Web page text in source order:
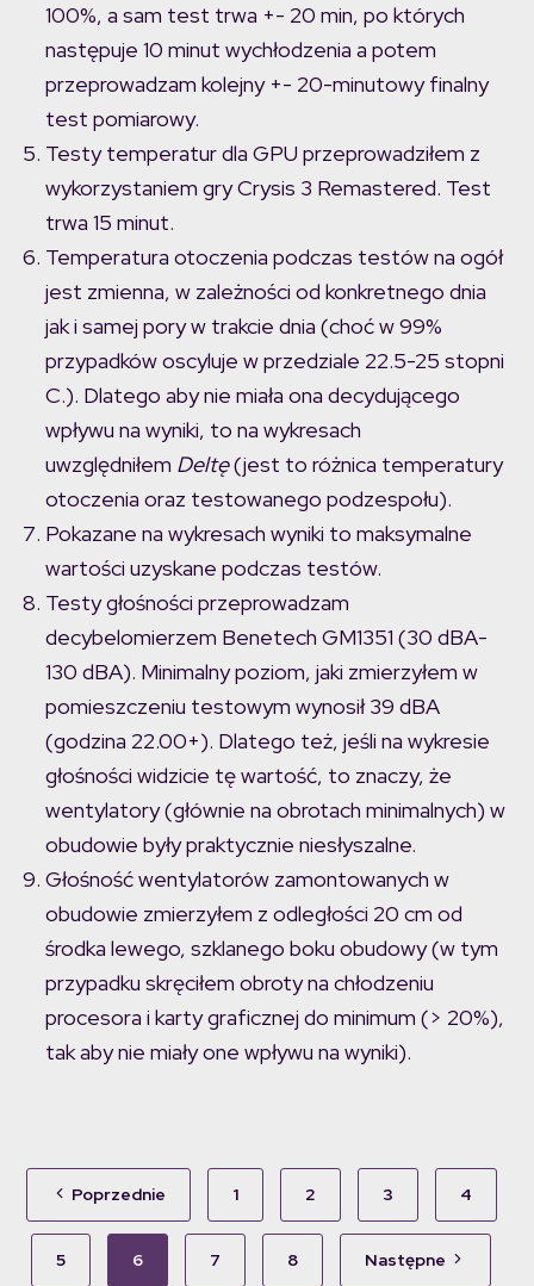
100%, a sam test trwa +- 20 min, po których
następuje 10 minut wychłodzenia a potem
przeprowadzam kolejny +- 20-minutowy finalny
test pomiarowy.
Testy temperatur dla GPU przeprowadziłem z
wykorzystaniem gry Crysis 3 Remastered. Test
trwa 15 minut.
Temperatura otoczenia podczas testów na ogół
jest zmienna, w zależności od konkretnego dnia
jak i samej pory w trakcie dnia (choć w 99%
przypadków oscyluje w przedziale 22.5-25 stopni
C.). Dlatego aby nie miała ona decydującego
wpływu na wyniki, to na wykresach
uwzględniłem Deltę(jest to różnica temperatury
otoczenia oraz testowanego podzespołu).
Pokazane na wykresach wyniki to maksymalne
wartości uzyskane podczas testów.
Testy głośności przeprowadzam
decybelomierzem Benetech GM1351 (30 dBA-
130 dBA). Minimalny poziom, jaki zmierzyłem w
pomieszczeniu testowym wynosił 39 dBA
(godzina 22.00+). Dlatego też, jeśli na wykresie
głośności widzicie tę wartość, to znaczy, że
wentylatory (głównie na obrotach minimalnych) w
obudowie były praktycznie niesłyszalne.
Głośność wentylatorów zamontowanych w
obudowie zmierzyłem z odległości 20 cm od
środka lewego, szklanego boku obudowy (w tym
przypadku skręciłem obroty na chłodzeniu
procesora i karty graficznej do minimum (> 20%),
tak aby nie miały one wpływu na wyniki).
Poprzednie 1 2 3 4
5 6 7 8 Następne